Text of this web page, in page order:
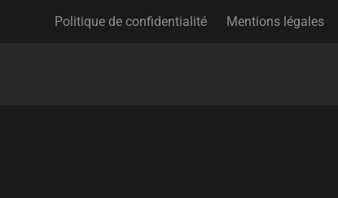
Politique de confidentialité Mentions légales